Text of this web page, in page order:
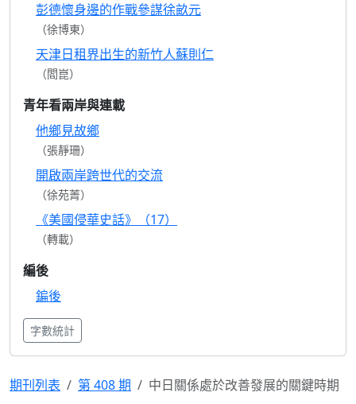
彭德懷身邊的作戰參謀徐畝元
（徐博東）
天津日租界出生的新竹人蘇則仁
（閻崑）
青年看兩岸與連載
他鄉見故鄉
（張靜珊）
開啟兩岸跨世代的交流
（徐苑菁）
《美國侵華史話》（17）
（轉載）
編後
鍽後
字數統計
期刊列表 第 408 期 中日關係處於改善發展的關鍵時期